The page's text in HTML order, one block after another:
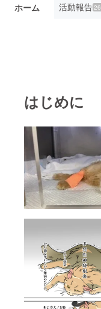
ホーム 活動報告26
はじめに